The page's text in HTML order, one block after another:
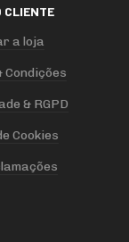
CLIENTE
a loja
Condições
& RGPD
Cookies